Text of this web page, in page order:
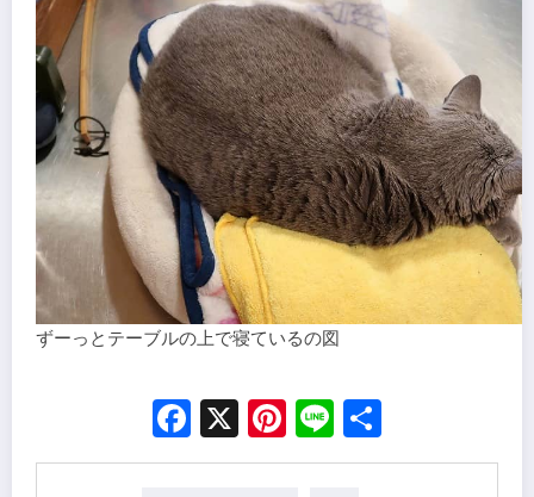
ずーっとテーブルの上で寝ているの図
Facebook
X Pinterest
Line